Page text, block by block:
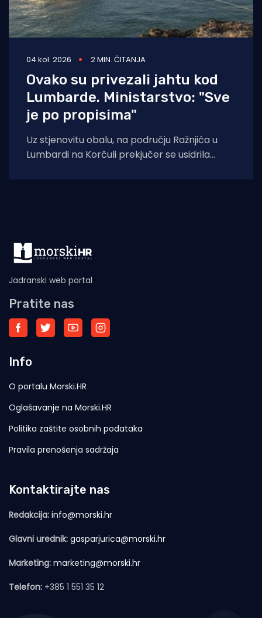
04 kol. 2026 2 MIN. ČITANJA
Ovako su privezali jahtu kod
Lumbarde. Ministarstvo: "Sve
je po propisima"
Uz stjenovitu obalu, na području Ražnjića u
Lumbardi na Korčuli prekjučer se usidrila
Jadranski web portal
Pratite nas
Info
O portalu Morski.HR
Oglašavanje na Morski.HR
Politika zaštite osobnih podataka
Pravila prenošenja sadržaja
Kontaktirajte nas
Redakcija: info@morski.hr
Glavni urednik: gasparjurica@morski.hr
Marketing: marketing@morski.hr
Telefon: +385 1 551 35 12